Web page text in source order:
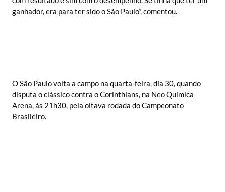
ganhador, era para ter sido o São Paulo”, comentou.
O São Paulo volta a campo na quarta-feira, dia 30, quando
disputa o clássico contra o Corinthians, na Neo Química
Arena, às 21h30, pela oitava rodada do Campeonato
Brasileiro.